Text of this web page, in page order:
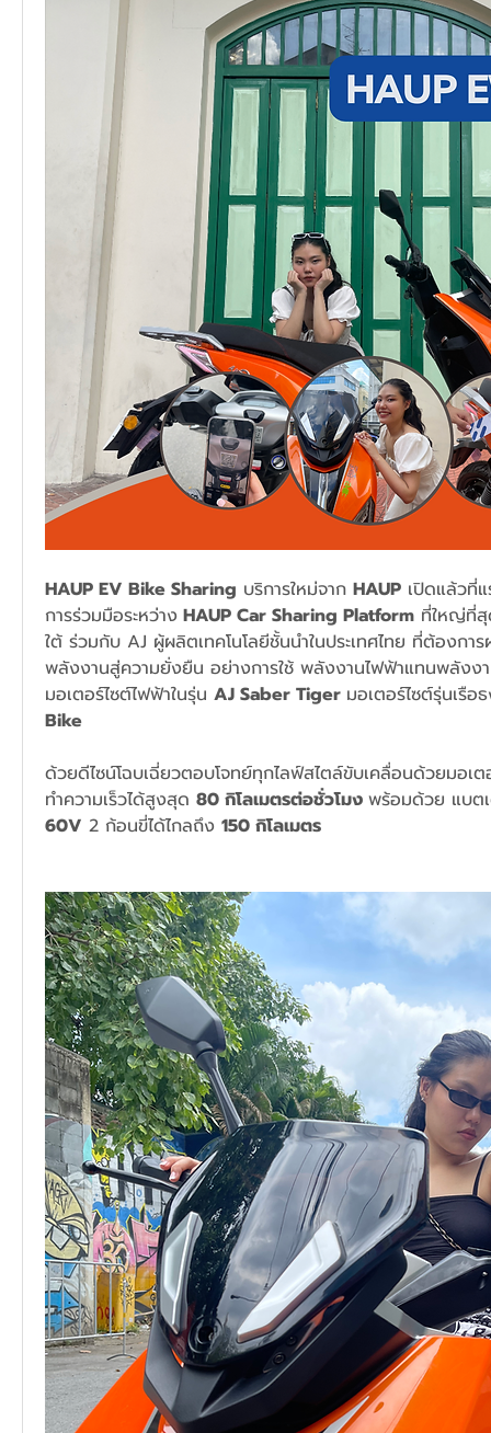
HAUP EV Bike Sharing บริการใหม่จาก HAUP เปิดแล้วที่
การร่วมมือระหว่าง HAUP Car Sharing Platform ที่ใหญ่ที่สุ
ใต้ ร่วมกับ AJ ผู้ผลิตเทคโนโลยีชั้นนำในประเทศไทย ที่ต้องก
พลังงานสู่ความยั่งยืน อย่างการใช้ พลังงานไฟฟ้าแทนพลังง
มอเตอร์ไซต์ไฟฟ้าในรุ่น AJ Saber Tiger มอเตอร์ไซต์รุ่นเรื
Bike
ด้วยดีไซน์โฉบเฉี่ยวตอบโจทย์ทุกไลฟ์สไตล์ขับเคลื่อนด้วยมอเ
ทำความเร็วได้สูงสุด 80 กิโลเมตรต่อชั่วโมง
60V 2 ก้อนขี่ได้ไกลถึง 150 กิโลเมตร